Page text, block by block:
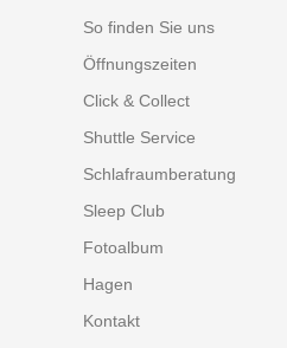
So finden Sie uns
Öffnungszeiten
Click & Collect
Shuttle Service
Schlafraumberatung
Sleep Club
Fotoalbum
Hagen
Kontakt